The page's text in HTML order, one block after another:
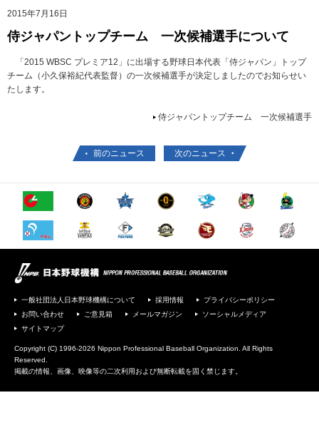
2015年7月16日
侍ジャパントップチーム 一次候補選手について
「2015 WBSC プレミア12」に出場する野球日本代表「侍ジャパン」トップ
チーム（小久保裕紀代表監督）の一次候補選手が決定しましたのでお知らせい
たします。
侍ジャパントップチーム 一次候補選手
前のニュース 次のニュース
一般社団法人日本野球機構について 採用情報
プライバシーポリシー
お問い合わせ
ご意見箱 メールマガジン
ソーシャルメディア
サイトマップ
Copyright (C) 1996-2026 Nippon Professional Baseball Organization. All Rights
Reserved.
掲載の情報、画像、映像等の二次利用および無断転載を固く禁じます。